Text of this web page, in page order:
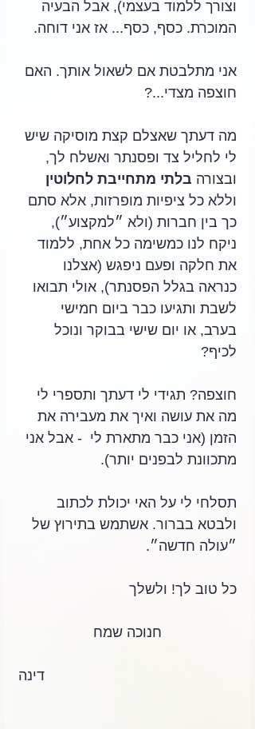
וצורך ללמוד בעצמי), אבל הבעיה
המוכרת. כסף, כסף... אז אני דוחה.
אני מתלבטת אם לשאול אותך. האם
חוצפה מצדי...?
מה דעתך שאצלם קצת מוסיקה שיש
לי לחליל צד ופסנתר ואשלח לך,
ובצורה בלתי מתחייבת לחלוטין
וללא כל ציפיות מופרזות, אלא סתם
כך בין חברות (ולא ״למקצוע״),
ניקח לנו כמשימה כל אחת, ללמוד
את חלקה ופעם ניפגש (אצלנו
כנראה בגלל הפסנתר), אולי תבואו
לשבת ותגיעו כבר ביום חמישי
בערב, או יום שישי בבוקר ונוכל
לכיף?
חוצפה? תגידי לי דעתך ותספרי לי
מה את עושה ואיך את מעבירה את
הזמן (אני כבר מתארת לי  - אבל אני
מתכוונת לבפנים יותר).
תסלחי לי על האי יכולת לכתוב
ולבטא בברור. אשתמש בתירוץ של
״עולה חדשה״.
כל טוב לך! ולשלך
חנוכה שמח
דינה